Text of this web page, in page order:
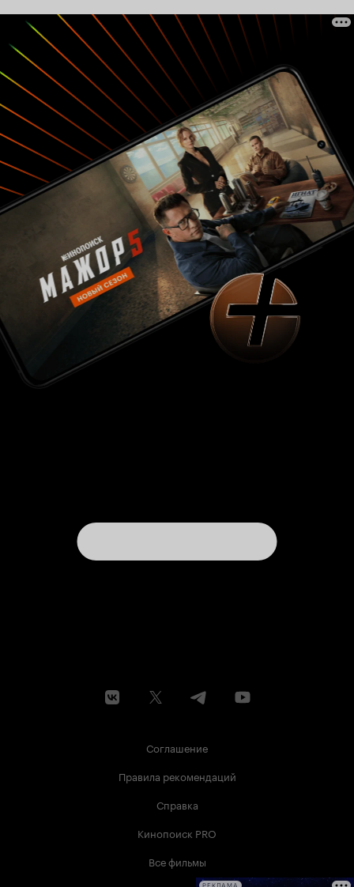
Соглашение
Правила рекомендаций
Справка
Кинопоиск PRO
Все фильмы
РЕКЛАМА